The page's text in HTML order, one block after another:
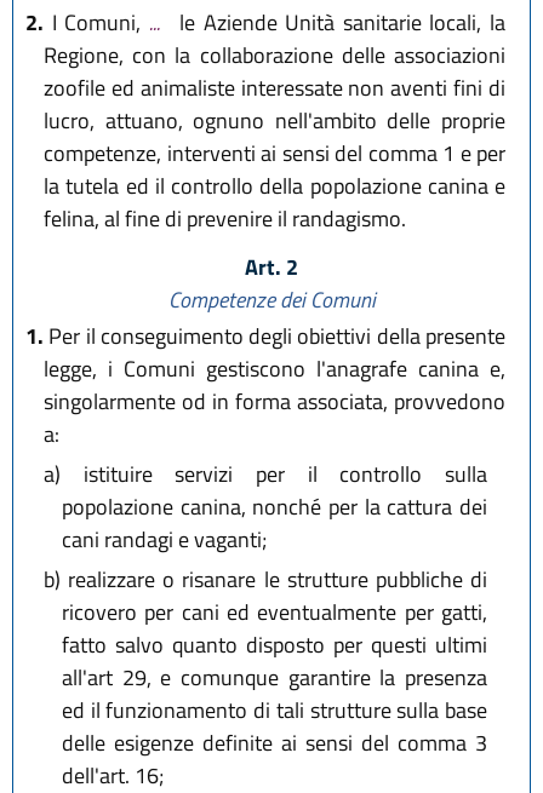
2. I Comuni, ...
le Aziende Unità sanitarie locali, la
Regione, con la collaborazione delle associazioni
zoofile ed animaliste interessate non aventi fini di
lucro, attuano, ognuno nell'ambito delle proprie
competenze, interventi ai sensi del comma 1 e per
la tutela ed il controllo della popolazione canina e
felina, al fine di prevenire il randagismo.
Art. 2
Competenze dei Comuni
1. Per il conseguimento degli obiettivi della presente
legge, i Comuni gestiscono l'anagrafe canina e,
singolarmente od in forma associata, provvedono
a:
a) istituire servizi per il controllo sulla
popolazione canina, nonché per la cattura dei
cani randagi e vaganti;
b) realizzare o risanare le strutture pubbliche di
ricovero per cani ed eventualmente per gatti,
fatto salvo quanto disposto per questi ultimi
all'art 29, e comunque garantire la presenza
ed il funzionamento di tali strutture sulla base
delle esigenze definite ai sensi del comma 3
dell'art. 16;